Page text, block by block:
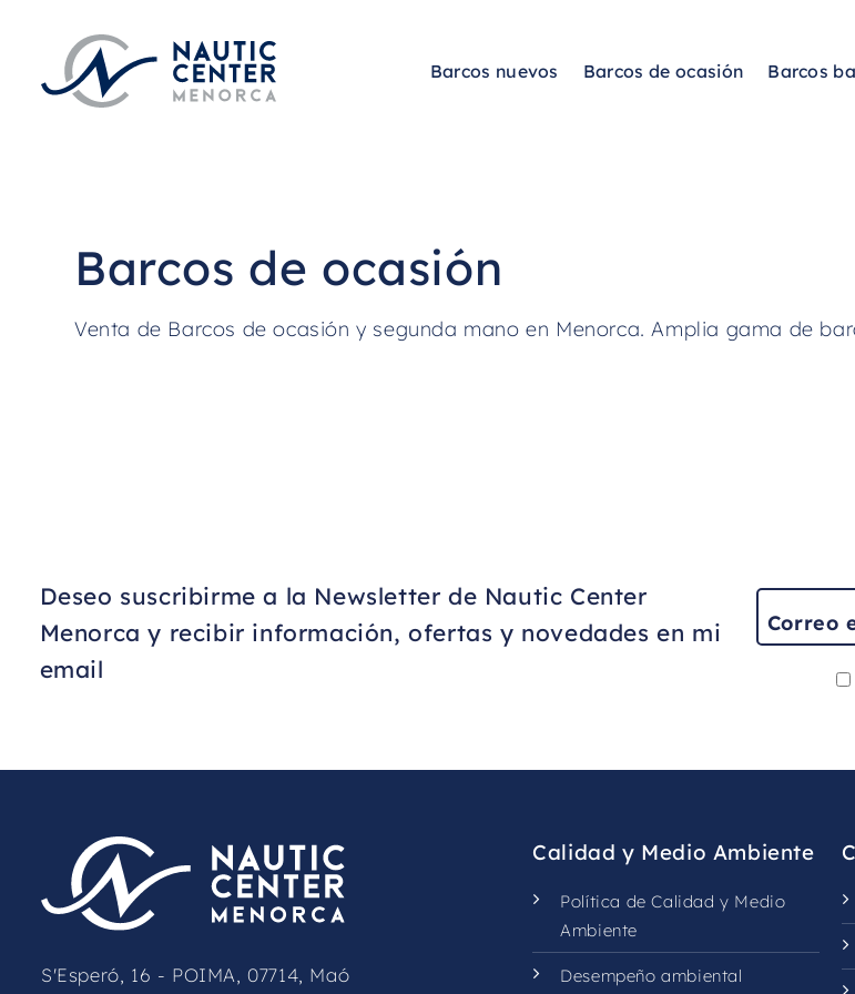
contenido
Barcos nuevos Barcos de ocasión Barcos
Barcos de ocasión
Venta de Barcos de ocasión y segunda mano en Menorca. Amplia gama de
Deseo suscribirme a la Newsletter de Nautic Center
Menorca y recibir información, ofertas y novedades en mi
email
Correo
should
blank
S'Esperó, 16 - POIMA, 07714, Maó
Calidad y Medio Ambiente
Política de Calidad y Medio
Ambiente
Desempeño ambiental